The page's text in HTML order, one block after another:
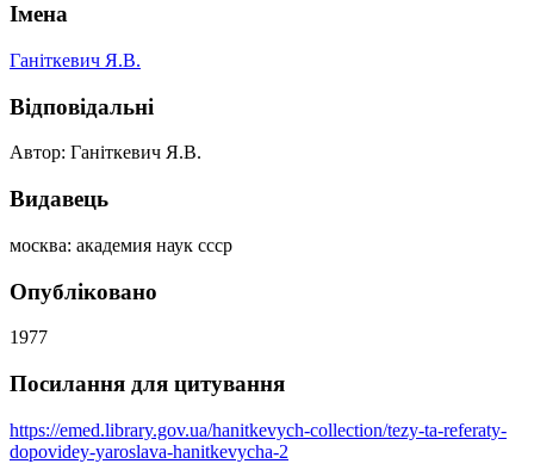
Імена
Ганіткевич Я.В.
Відповідальні
Автор: Ганіткевич Я.В.
Видавець
москва: академия наук ссср
Опубліковано
1977
Посилання для цитування
https://emed.library.gov.ua/hanitkevych-collection/tezy-ta-referaty-
dopovidey-yaroslava-hanitkevycha-2